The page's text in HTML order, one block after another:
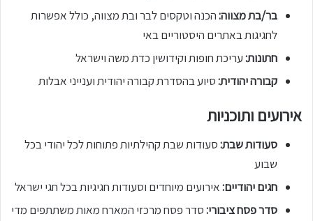
בר/בת מצווה:הכנה וטקסים לבר ובת מצווה, כולל אפשרות
לחגיגות באתרים היסטוריים באי
חתונות:עריכת חופות וקידושין כדת משה וישראל
קבורה יהודית:סיוע בהסדרת קבורה יהודית וענייני אבלות
אירועים ותוכניות
סעודות שבת:סעודות שבת קהילתיות פתוחות לכל יהודי בכל
שבוע
חגים יהודיים:אירועים מיוחדים וסעודות חגיגיות בכל חגי ישראל
סדר פסח ציבורי:סדר פסח מרכזי המארח מאות משתתפים מדי